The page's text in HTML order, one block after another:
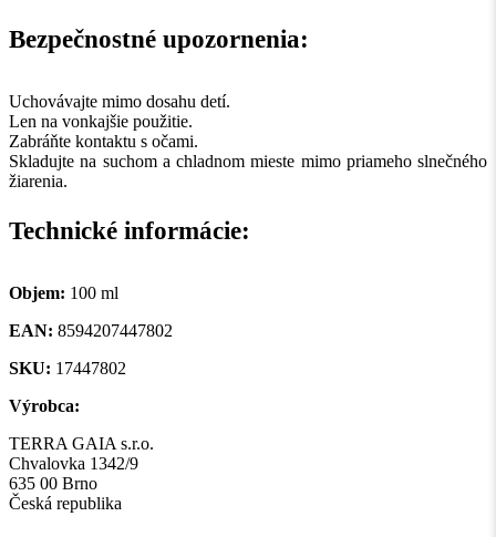
Bezpečnostné upozornenia:
Uchovávajte mimo dosahu detí.
Len na vonkajšie použitie.
Zabráňte kontaktu s očami.
Skladujte na suchom a chladnom mieste mimo priameho slnečného
žiarenia.
Technické informácie:
Objem: 100 ml
EAN: 8594207447802
SKU: 17447802
Výrobca:
TERRA GAIA s.r.o.
Chvalovka 1342/9
635 00 Brno
Česká republika